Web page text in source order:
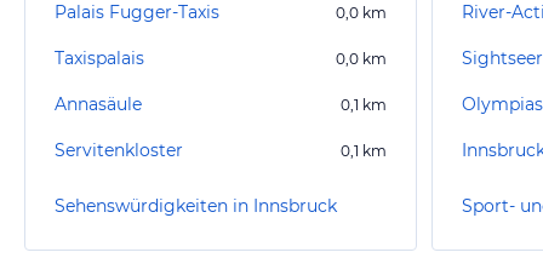
Palais Fugger-Taxis 0,0 km
Taxispalais 0,0 km
Annasäule 0,1 km
Servitenkloster 0,1 km
Sehenswürdigkeiten in Innsbruck
River-
Sightseer